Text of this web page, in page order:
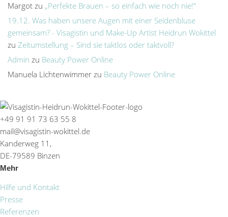
Margot zu „Perfekte Brauen – so einfach wie noch nie!“
19.12. Was haben unsere Augen mit einer Seidenbluse
gemeinsam? - Visagistin und Make-Up Artist Heidrun Wokittel
zu Zeitumstellung – Sind sie taktlos oder taktvoll?
Admin zu Beauty Power Online
Manuela Lichtenwimmer zu Beauty Power Online
+49 91 91 73 63 55 8
mail@visagistin-wokittel.de
Kanderweg 11,
DE-79589 Binzen
Mehr
Hilfe und Kontakt
Presse
Referenzen